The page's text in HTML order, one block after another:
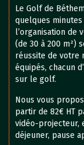
Le Golf de
quelques
l’organisation de
(de 30 à 200 m²)
réussite de votre
équipés, chacun
sur le golf.
Nous vous
partir de 82€ HT
vidéo-projecteur,
déjeuner, pause